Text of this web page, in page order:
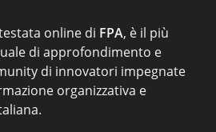
online di FPA, è il più
di approfondimento e
di innovatori impegnate
organizzativa e